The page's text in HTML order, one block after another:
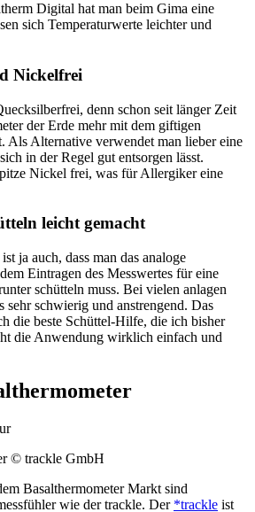
Digital hat man beim Gima eine
sich Temperaturwerte leichter und
Nickelfrei
denn schon seit länger Zeit
der Erde mehr mit dem giftigen
Als Alternative verwendet man lieber eine
in der Regel gut entsorgen lässt.
Nickel frei, was für Allergiker eine
leicht gemacht
ja auch, dass man das analoge
Eintragen des Messwertes für eine
schütteln muss. Bei vielen anlagen
sehr schwierig und anstrengend. Das
die beste Schüttel-Hilfe, die ich bisher
die Anwendung wirklich einfach und
© trackle GmbH
Basalthermometer Markt sind
wie der trackle. Der *trackle ist